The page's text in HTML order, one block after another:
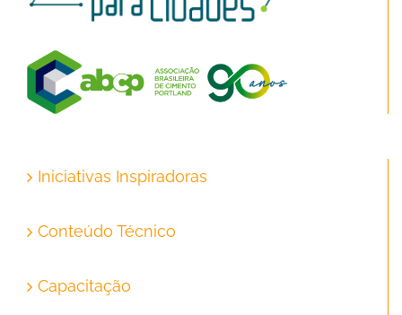
Iniciativas Inspiradoras
Conteúdo Técnico
Capacitação